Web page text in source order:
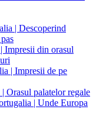
| Descoperind
Impresii din orasul
| Impresii de pe
Orasul palatelor regale
| Unde Europa